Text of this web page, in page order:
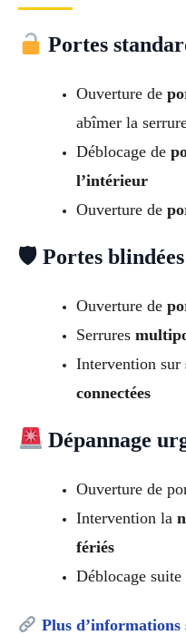
Portes
Ouverture de
abîmer la
Déblocage de
l’intérieur
Ouverture de
🛡 Portes blindées
Ouverture de
Serrures
Intervention sur
connectées
Dépannage
Ouverture de
Intervention la
fériés
Déblocage suite
Plus d’informations